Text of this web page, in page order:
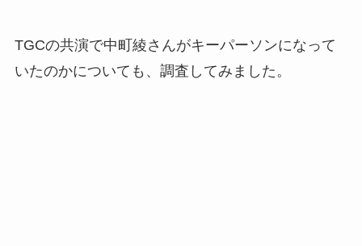
TGCの共演で中町綾さんがキーパーソンになって
いたのかについても、調査してみました。